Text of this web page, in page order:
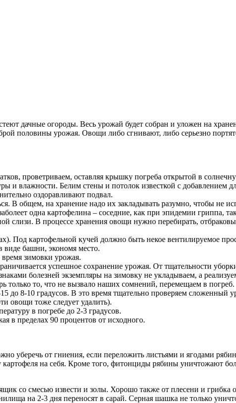
дачные огороды. Весь урожай будет собран и уложен на
половины урожая. Овощи либо сгнивают, либо серьезно
проветриваем, оставляя крышку погреба открытой в
и влажности. Белим стены и потолок известкой с добавлением
оздоравливают подвал.
В общем, на хранение надо их закладывать разумно, чтобы не
одна картофелина – соседние, как при эпидемии гриппа,
слизи. В процессе хранения овощи нужно перебирать,
Под картофельной кучей должно быть некое вентилируемое
виде башни, экономя место.
зимовки урожая.
успешное сохранение урожая. От тщательности
болезней экземпляры на зимовку не укладываем, а
только то, что не вызвало наших сомнений, перемещаем в погреб.
до 8-10 градусов. В это время тщательно проверяем сложенный
овощи тоже следует удалить).
в погребе до 2-3 градусов.
в пределах 90 процентов от исходного.
уберечь от гниения, если переложить листьями и ягодами
на себя. Кроме того, фитонциды рябины уничтожают
со смесью извести и золы. Хорошо также от плесени и грибка
на 2-3 дня переносят в сарай. Серная шашка не только